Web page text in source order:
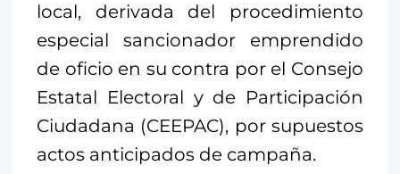
local, derivada del procedimiento
especial sancionador emprendido
de oficio en su contra por el Consejo
Estatal Electoral y de Participación
Ciudadana (CEEPAC), por supuestos
actos anticipados de campaña.